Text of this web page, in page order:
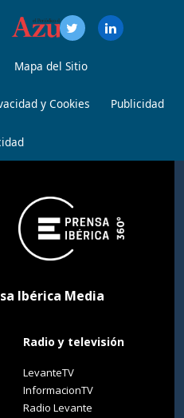
Mapa del Sitio
y Cookies Publicidad
Ibérica Media
Radio y televisión
LevanteTV
InformacionTV
Radio Levante